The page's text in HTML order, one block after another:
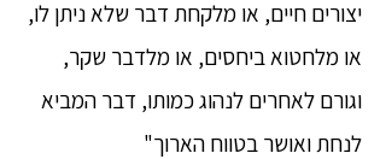
יצורים חיים, או מלקחת דבר שלא ניתן לו,
או מלחטוא ביחסים, או מלדבר שקר,
וגורם לאחרים לנהוג כמותו, דבר המביא
לנחת ואושר בטווח הארוך"